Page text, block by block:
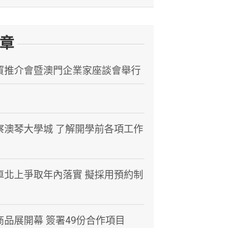
推介會暨澳門企業家座談會舉行
澳琴大學城 了解開學前各項工作
北上爭取年內落實 擬採用預約制
品展開幕 簽署49份合作項目